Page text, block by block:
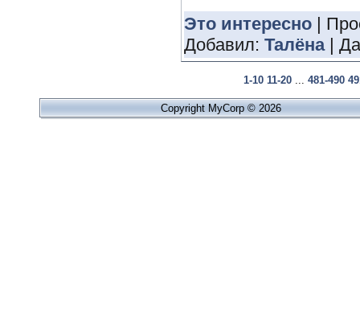
Это интересно |
Добавил: Талёна|
1-10 11-20 481-490
Copyright MyCorp © 2026